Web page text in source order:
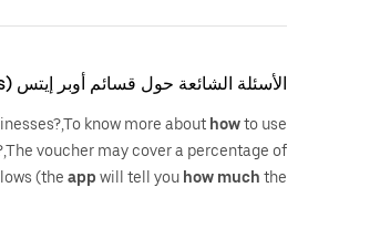
الأسئلة الشائعة حول قسائم أوبر إيتس (Uber Eats) للشركات
know more about howto use
voucher may cover a percentage of
(the app will tell you how much the